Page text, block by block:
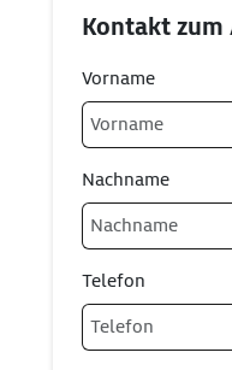
Kontakt
Vorname
Nachname
Telefon